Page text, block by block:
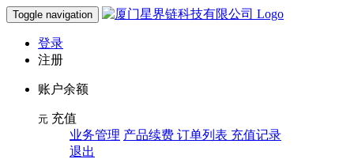
Toggle navigation
登录
注册
账户余额
元 充值
业务管理 产品续费 订单列表 充值记录
退出